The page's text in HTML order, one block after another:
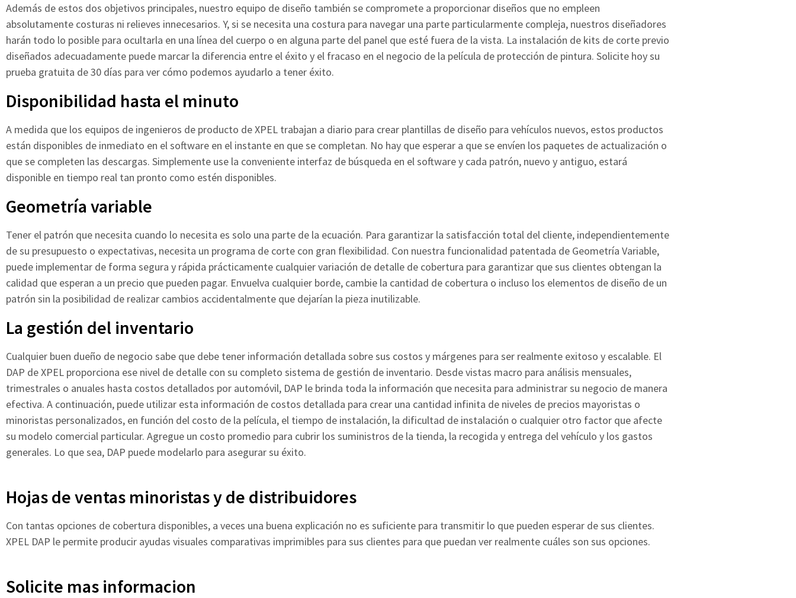
Además de estos dos objetivos principales, nuestro equipo de diseño también se compromete a proporcionar diseños que no empleen
absolutamente costuras ni relieves innecesarios. Y, si se necesita una costura para navegar una parte particularmente compleja, nuestros diseñadores
harán todo lo posible para ocultarla en una línea del cuerpo o en alguna parte del panel que esté fuera de la vista. La instalación de kits de corte previo
diseñados adecuadamente puede marcar la diferencia entre el éxito y el fracaso en el negocio de la película de protección de pintura. Solicite hoy su
prueba gratuita de 30 días para ver cómo podemos ayudarlo a tener éxito.
Disponibilidad hasta el minuto
A medida que los equipos de ingenieros de producto de XPEL trabajan a diario para crear plantillas de diseño para vehículos nuevos, estos productos
están disponibles de inmediato en el software en el instante en que se completan. No hay que esperar a que se envíen los paquetes de actualización o
que se completen las descargas. Simplemente use la conveniente interfaz de búsqueda en el software y cada patrón, nuevo y antiguo, estará
disponible en tiempo real tan pronto como estén disponibles.
Geometría variable
Tener el patrón que necesita cuando lo necesita es solo una parte de la ecuación. Para garantizar la satisfacción total del cliente, independientemente
de su presupuesto o expectativas, necesita un programa de corte con gran flexibilidad. Con nuestra funcionalidad patentada de Geometría Variable,
puede implementar de forma segura y rápida prácticamente cualquier variación de detalle de cobertura para garantizar que sus clientes obtengan la
calidad que esperan a un precio que pueden pagar. Envuelva cualquier borde, cambie la cantidad de cobertura o incluso los elementos de diseño de un
patrón sin la posibilidad de realizar cambios accidentalmente que dejarían la pieza inutilizable.
La gestión del inventario
Cualquier buen dueño de negocio sabe que debe tener información detallada sobre sus costos y márgenes para ser realmente exitoso y escalable. El
DAP de XPEL proporciona ese nivel de detalle con su completo sistema de gestión de inventario. Desde vistas macro para análisis mensuales,
trimestrales o anuales hasta costos detallados por automóvil, DAP le brinda toda la información que necesita para administrar su negocio de manera
efectiva. A continuación, puede utilizar esta información de costos detallada para crear una cantidad infinita de niveles de precios mayoristas o
minoristas personalizados, en función del costo de la película, el tiempo de instalación, la dificultad de instalación o cualquier otro factor que afecte
su modelo comercial particular. Agregue un costo promedio para cubrir los suministros de la tienda, la recogida y entrega del vehículo y los gastos
generales. Lo que sea, DAP puede modelarlo para asegurar su éxito.
Hojas de ventas minoristas y de distribuidores
Con tantas opciones de cobertura disponibles, a veces una buena explicación no es suficiente para transmitir lo que pueden esperar de sus clientes.
XPEL DAP le permite producir ayudas visuales comparativas imprimibles para sus clientes para que puedan ver realmente cuáles son sus opciones.
Solicite mas informacion